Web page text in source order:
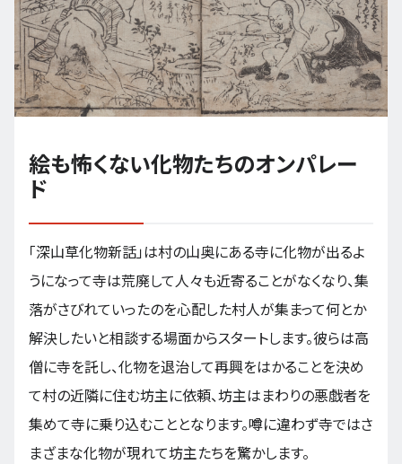
絵も怖くない化物たちのオンパレー
ド
「深山草化物新話」は村の山奥にある寺に化物が出るよ
うになって寺は荒廃して人々も近寄ることがなくなり、集
落がさびれていったのを心配した村人が集まって何とか
解決したいと相談する場面からスタートします。彼らは高
僧に寺を託し、化物を退治して再興をはかることを決め
て村の近隣に住む坊主に依頼、坊主はまわりの悪戯者を
集めて寺に乗り込むこととなります。噂に違わず寺ではさ
まざまな化物が現れて坊主たちを驚かします。